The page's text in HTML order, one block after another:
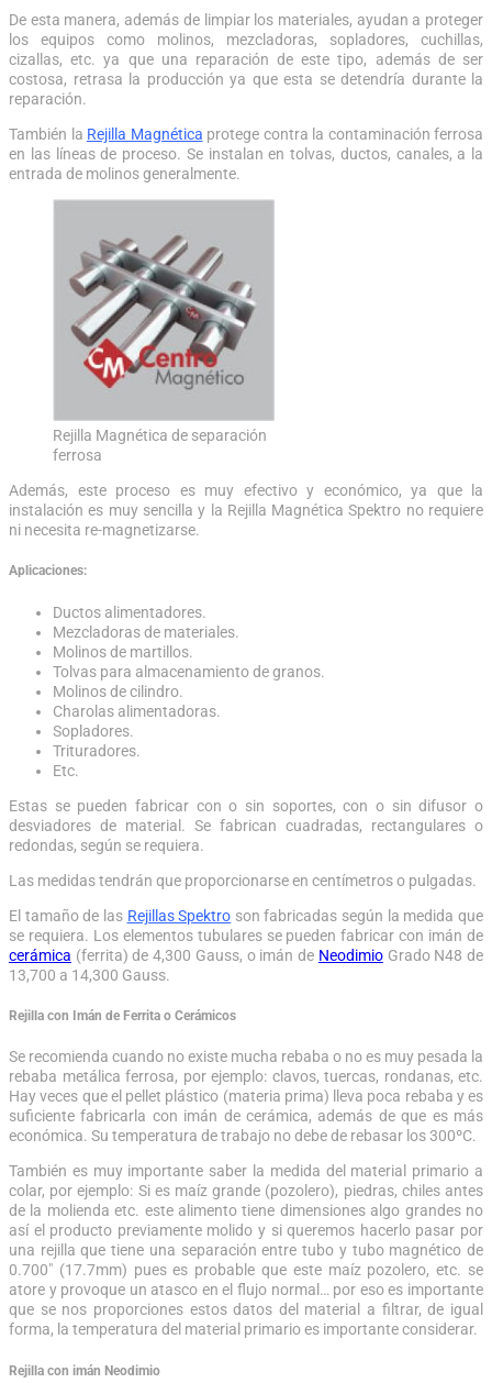
De esta manera, además de limpiar los materiales, ayudan a proteger
los equipos como molinos, mezcladoras, sopladores, cuchillas,
cizallas, etc. ya que una reparación de este tipo, además de ser
costosa, retrasa la producción ya que esta se detendría durante la
reparación.
También la Rejilla Magnética protege contra la contaminación ferrosa
en las líneas de proceso. Se instalan en tolvas, ductos, canales, a la
entrada de molinos generalmente.
Rejilla Magnética de separación
ferrosa
Además, este proceso es muy efectivo y económico, ya que la
instalación es muy sencilla y la Rejilla Magnética Spektro no requiere
ni necesita re-magnetizarse.
Aplicaciones:
Ductos alimentadores.
Mezcladoras de materiales.
Molinos de martillos.
Tolvas para almacenamiento de granos.
Molinos de cilindro.
Charolas alimentadoras.
Sopladores.
Trituradores.
Etc.
Estas se pueden fabricar con o sin soportes, con o sin difusor o
desviadores de material. Se fabrican cuadradas, rectangulares o
redondas, según se requiera.
Las medidas tendrán que proporcionarse en centímetros o pulgadas.
El tamaño de las Rejillas Spektro son fabricadas según la medida que
se requiera. Los elementos tubulares se pueden fabricar con imán de
cerámica (ferrita) de 4,300 Gauss, o imán de NeodimioGrado N48 de
13,700 a 14,300 Gauss.
Rejilla con Imán de Ferrita o Cerámicos
Se recomienda cuando no existe mucha rebaba o no es muy pesada la
rebaba metálica ferrosa, por ejemplo: clavos, tuercas, rondanas, etc.
Hay veces que el pellet plástico (materia prima) lleva poca rebaba y es
suficiente fabricarla con imán de cerámica, además de que es más
económica. Su temperatura de trabajo no debe de rebasar los 300ºC.
También es muy importante saber la medida del material primario a
colar, por ejemplo: Si es maíz grande (pozolero), piedras, chiles antes
de la molienda etc. este alimento tiene dimensiones algo grandes no
así el producto previamente molido y si queremos hacerlo pasar por
una rejilla que tiene una separación entre tubo y tubo magnético de
0.700″ (17.7mm) pues es probable que este maíz pozolero, etc. se
atore y provoque un atasco en el flujo normal… por eso es importante
que se nos proporciones estos datos del material a filtrar, de igual
forma, la temperatura del material primario es importante considerar.
Rejilla con imán Neodimio